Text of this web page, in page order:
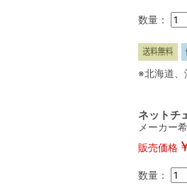
数量：
※北海道、
ネットチ
メーカー
販売価格
数量：